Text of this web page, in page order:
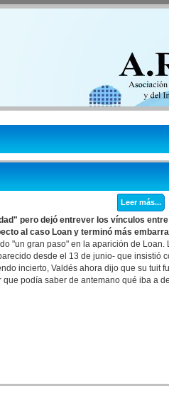
Leer más...
pero dejó entrever los vínculos
al caso Loan y terminó más
"un gran paso" en la aparición de
desde el 13 de junio- que insistió
incierto, Valdés ahora dijo que su tuit
podía saber de antemano qué iba a